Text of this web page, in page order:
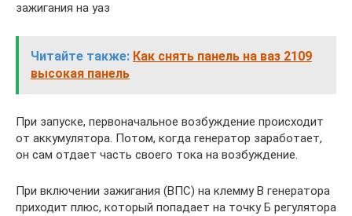
зажигания на уаз
Читайте также: Как снять панель на ваз 2109
высокая панель
При запуске, первоначальное возбуждение происходит
от аккумулятора. Потом, когда генератор заработает,
он сам отдает часть своего тока на возбуждение.
При включении зажигания (ВПС) на клемму В генератора
приходит плюс, который попадает на точку Б регулятора